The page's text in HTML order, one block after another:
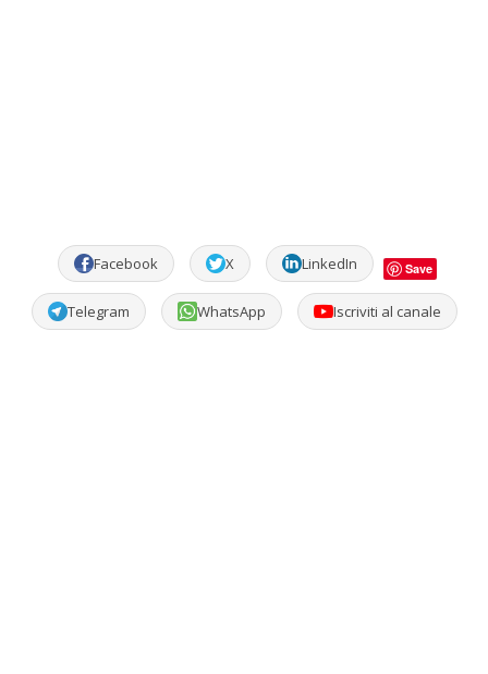
Facebook X LinkedIn Save
Telegram WhatsApp Iscriviti al canale